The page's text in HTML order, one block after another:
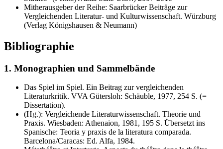
Mitherausgeber der Reihe: Saarbrücker Beiträge zur
Vergleichenden Literatur- und Kulturwissenschaft. Würzburg
(Verlag Königshausen & Neumann)
Bibliographie
1. Monographien und Sammelbände
Das Spiel im Spiel. Ein Beitrag zur vergleichenden
Literaturkritik. VVA Gütersloh: Schäuble, 1977, 254 S. (=
Dissertation).
(Hg.): Vergleichende Literaturwissenschaft. Theorie und
Praxis. Wiesbaden: Athenaion, 1981, 195 S. Übersetzt ins
Spanische: Teoria y praxis de la literatura comparada.
Barcelona/Caracas: Ed. Alfa, 1984.